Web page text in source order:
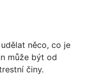
něco, co je
může být od
činy.